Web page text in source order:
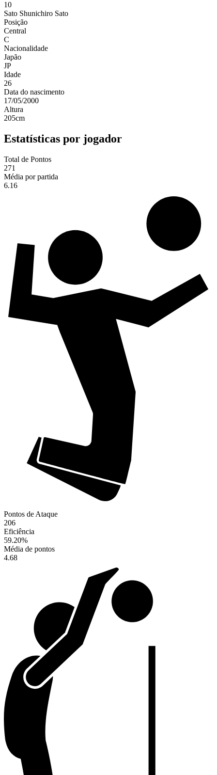
10
Sato Shunichiro Sato
Posição
Central
C
Nacionalidade
Japão
JP
Idade
26
Data do nascimento
17/05/2000
Altura
205cm
Estatísticas por jogador
Total de Pontos
271
Média por partida
6.16
Pontos de Ataque
206
Eficiência
59.20%
Média de pontos
4.68